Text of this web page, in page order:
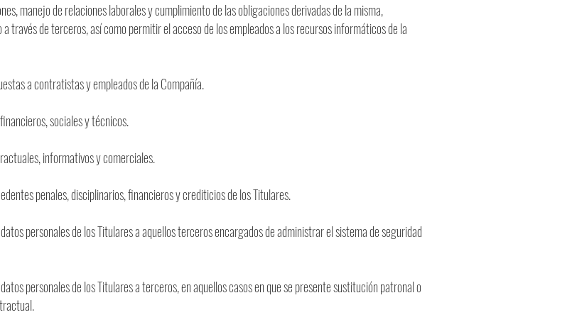
manejo de relaciones laborales y cumplimiento de las obligaciones derivadas de la misma,
través de terceros, así como permitir el acceso de los empleados a los recursos informáticos de la
a contratistas y empleados de la Compañía.
sociales y técnicos.
informativos y comerciales.
penales, disciplinarios, financieros y crediticios de los Titulares.
personales de los Titulares a aquellos terceros encargados de administrar el sistema de seguridad
personales de los Titulares a terceros, en aquellos casos en que se presente sustitución patronal o